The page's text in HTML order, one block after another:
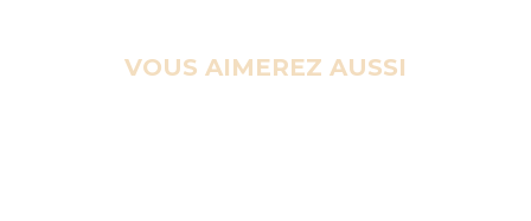
VOUS AIMEREZ AUSSI